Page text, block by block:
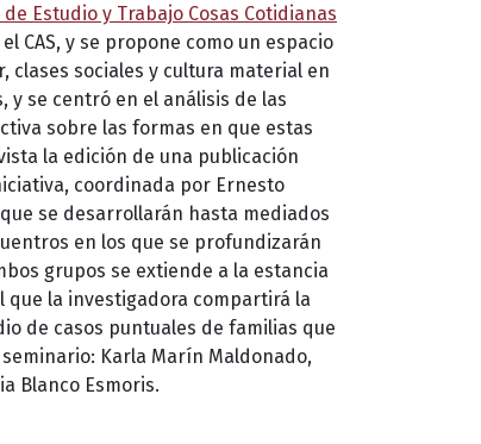
de Estudio y Trabajo Cosas Cotidianas
CAS, y se propone como un espacio
sociales y cultura material en
se centró en el análisis de las
sobre las formas en que estas
la edición de una publicación
coordinada por Ernesto
se desarrollarán hasta mediados
en los que se profundizarán
grupos se extiende a la estancia
que la investigadora compartirá la
de casos puntuales de familias que
Karla Marín Maldonado,
Blanco Esmoris.